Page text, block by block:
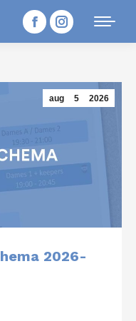
Facebook
opens
in
new
window
Instagram
opens
in
window
aug 5 2026
2026-